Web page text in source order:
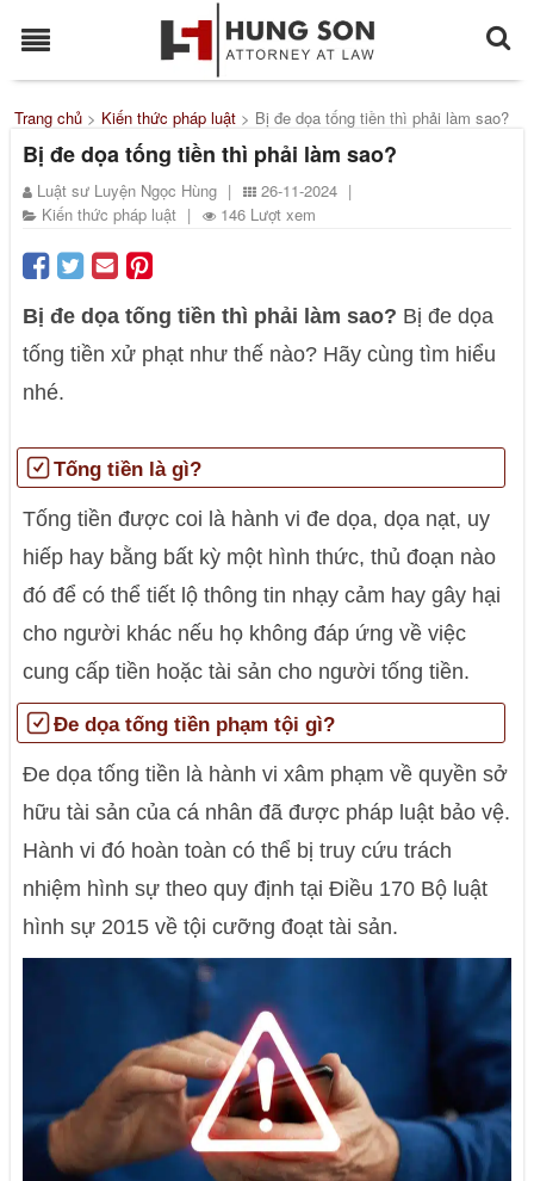
Trang chủ > Kiến thức pháp luật > Bị đe dọa tống tiền thì phải làm sao?
Bị đe dọa tống tiền thì phải làm sao?
Luật sư Luyện Ngọc Hùng | 26-11-2024 |
Kiến thức pháp luật | 146 Lượt xem
Bị đe dọa tống tiền thì phải làm sao? Bị đe dọa
tống tiền xử phạt như thế nào? Hãy cùng tìm hiểu
nhé.
Tống tiền là gì?
Tống tiền được coi là hành vi đe dọa, dọa nạt, uy
hiếp hay bằng bất kỳ một hình thức, thủ đoạn nào
đó để có thể tiết lộ thông tin nhạy cảm hay gây hại
cho người khác nếu họ không đáp ứng về việc
cung cấp tiền hoặc tài sản cho người tống tiền.
Đe dọa tống tiền phạm tội gì?
Đe dọa tống tiền là hành vi xâm phạm về quyền sở
hữu tài sản của cá nhân đã được pháp luật bảo vệ.
Hành vi đó hoàn toàn có thể bị truy cứu trách
nhiệm hình sự theo quy định tại Điều 170 Bộ luật
hình sự 2015 về tội cưỡng đoạt tài sản.